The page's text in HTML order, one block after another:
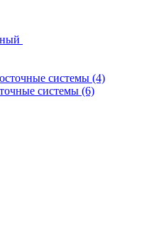
системы (4)
системы (6)